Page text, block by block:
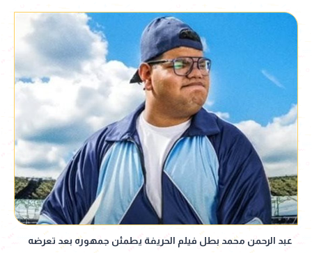
عبد الرحمن محمد بطل فيلم الحريفة يطمئن جمهوره بعد تعرضه